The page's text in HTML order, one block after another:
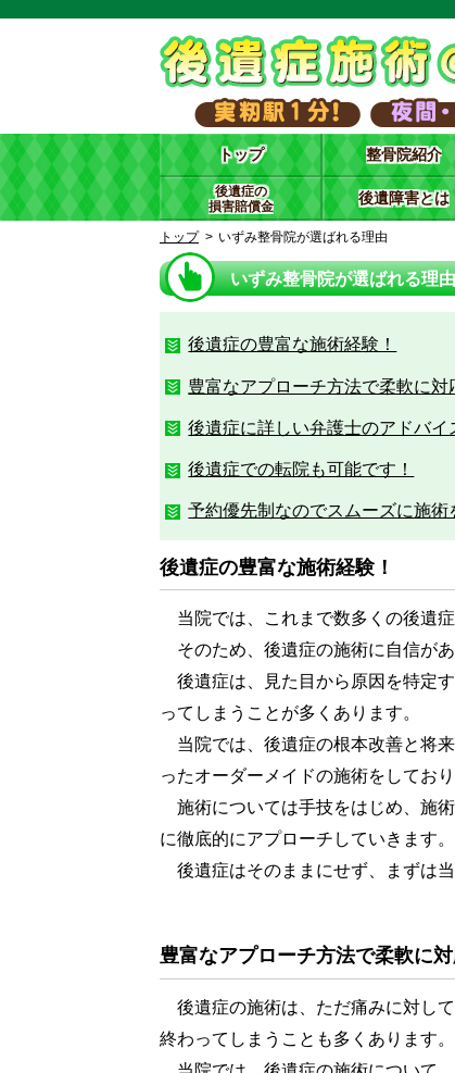
トップ 整骨院紹介
後遺症の
損害賠償金
後遺障害とは
トップ
いずみ整骨院が選ばれる理由
いずみ整骨院が選ばれる理由
後遺症の豊富な施術経験！
豊富なアプローチ方法で柔軟に対
後遺症に詳しい弁護士のアドバイ
後遺症での転院も可能です！
予約優先制なのでスムーズに施術
後遺症の豊富な施術経験！
当院では、これまで数多くの後遺症
そのため、後遺症の施術に自信があ
後遺症は、見た目から原因を特定
ってしまうことが多くあります。
当院では、後遺症の根本改善と将
ったオーダーメイドの施術をしており
施術については手技をはじめ、施
に徹底的にアプローチしていきます。
後遺症はそのままにせず、まずは当
豊富なアプローチ方法で柔軟に対
後遺症の施術は、ただ痛みに対し
終わってしまうことも多くあります。